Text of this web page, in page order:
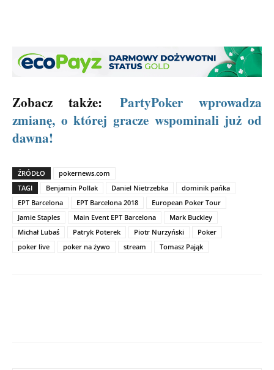
Zobacz także: PartyPoker wprowadza
zmianę, o której gracze wspominali już od
dawna!
ŹRÓDŁO
pokernews.com
TAGI
Benjamin Pollak Daniel Nietrzebka
dominik pańka
EPT Barcelona
EPT Barcelona 2018
European Poker Tour
Jamie Staples
Main Event EPT Barcelona
Mark Buckley
Michał Lubaś
Patryk Poterek Piotr Nurzyński
Poker
poker live
poker na żywo stream Tomasz Pająk